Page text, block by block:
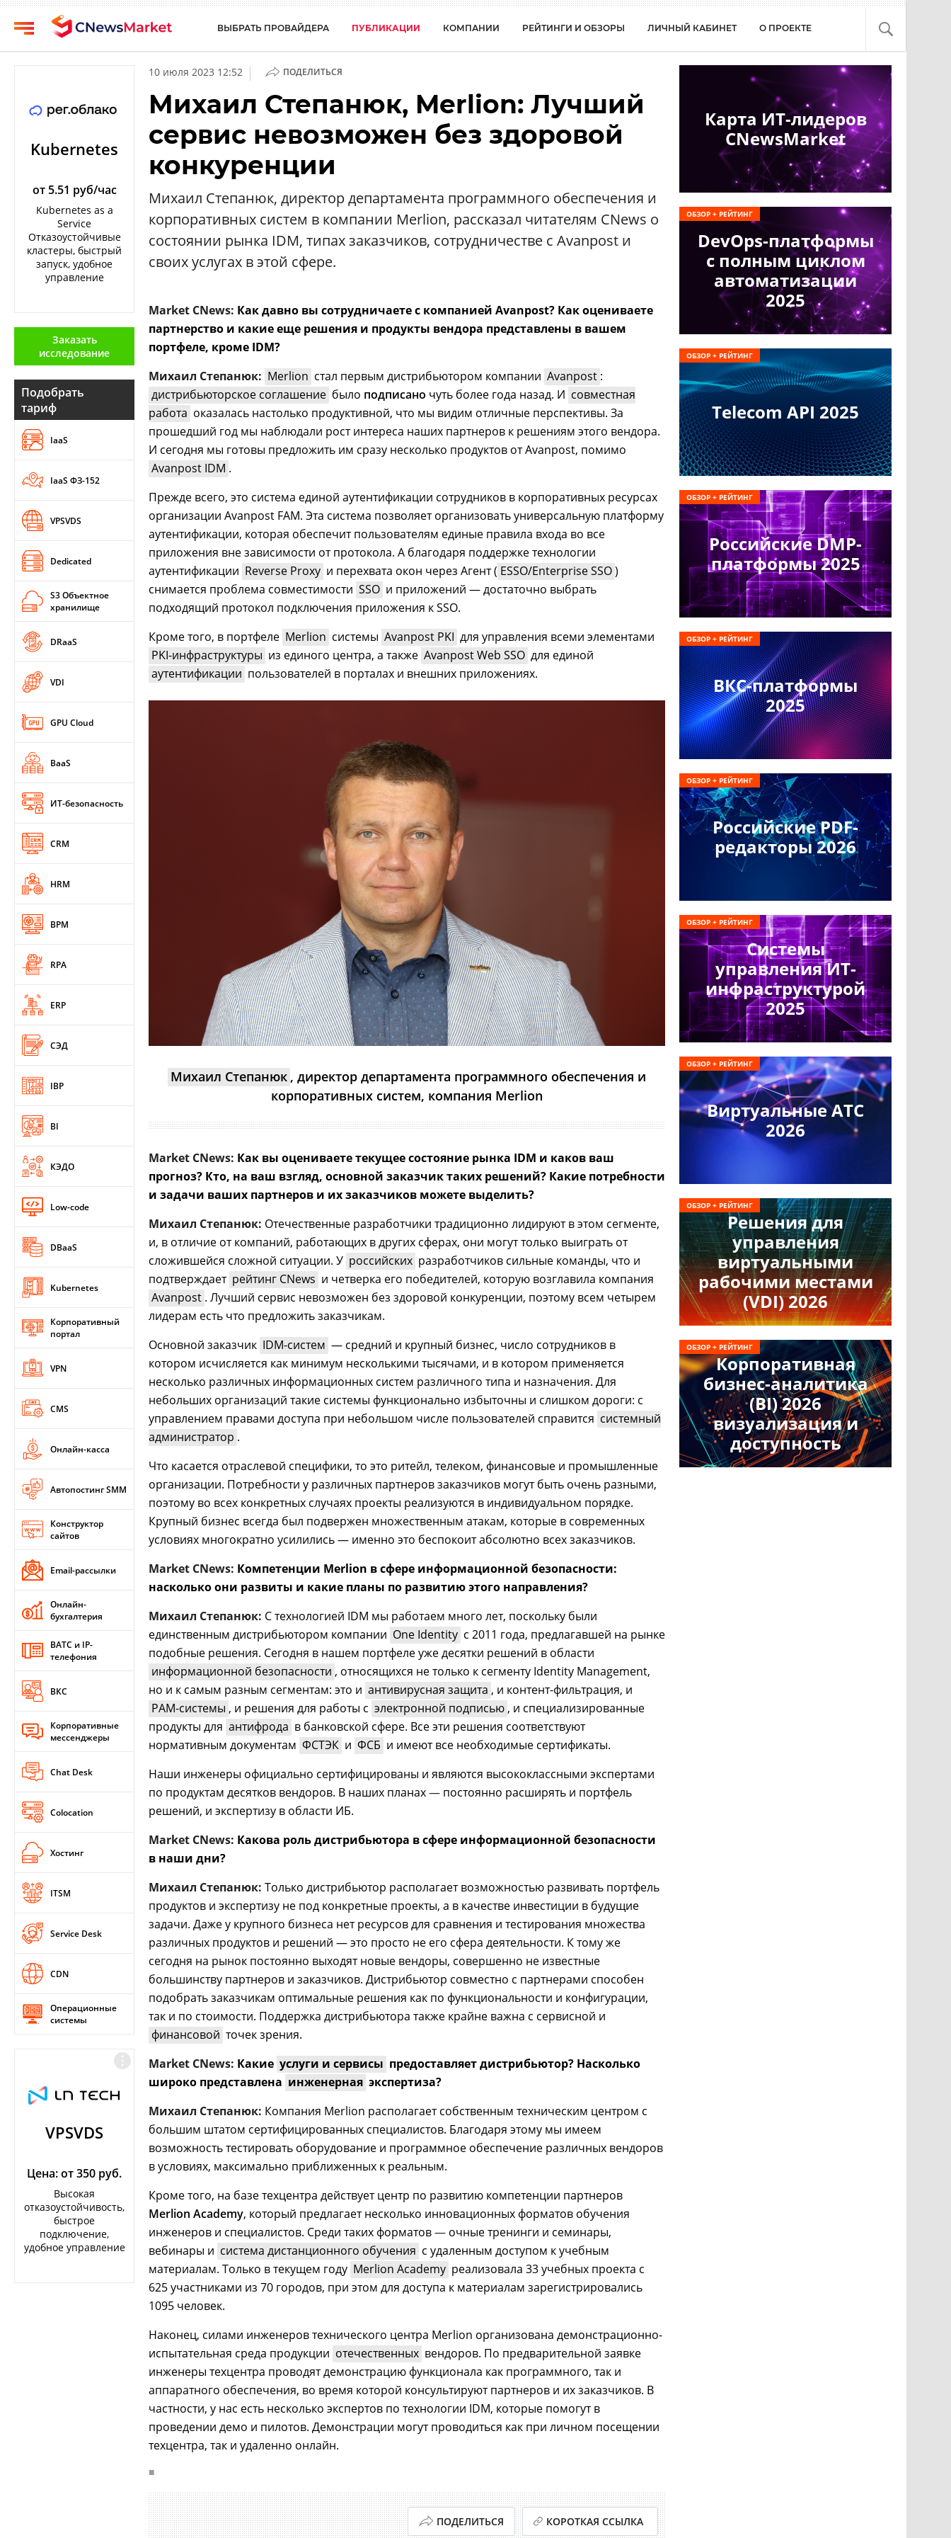
Публикации
обзоры
Личный
кабинет
проекте
Аналитика
Конференции
Техника
издании
Вакансии
Контакты
Telegram
Конференции
Техника
ВЫБРАТЬ ПРОВАЙДЕРА ПУБЛИКАЦИИ КОМПАНИИ РЕЙТИНГИ И ОБЗОРЫ ЛИЧНЫЙ КАБИНЕТ О ПРОЕКТЕ
Kubernetes
от 5.51 руб/час
Kubernetes as a
Service
Отказоустойчивые
кластеры, быстрый
запуск, удобное
управление
Заказать
исследование
Подобрать
тариф
IaaS
IaaS ФЗ-152
VPSVDS
Dedicated
S3 Объектное
хранилище
DRaaS
VDI
GPU Cloud
BaaS
ИТ-безопасность
CRM
HRM
BPM
RPA
ERP
СЭД
IBP
BI
КЭДО
Low-code
DBaaS
Kubernetes
Корпоративный
портал
VPN
CMS
Онлайн-касса
Автопостинг SMM
Конструктор
сайтов
Email-рассылки
Онлайн-
бухгалтерия
ВАТС и IP-
телефония
ВКС
Корпоративные
мессенджеры
Chat Desk
Colocation
Хостинг
ITSM
Service Desk
CDN
Операционные
системы
VPSVDS
Цена: от 350 руб.
Высокая
отказоустойчивость,
быстрое
подключение,
удобное управление
10 июля 2023 12:52 | ПОДЕЛИТЬСЯ
Михаил Степанюк, Merlion: Лучший
сервис невозможен без здоровой
конкуренции
Михаил Степанюк, директор департамента программного обеспечения и
корпоративных систем в компании Merlion, рассказал читателям CNews о
состоянии рынка IDM, типах заказчиков, сотрудничестве с Avanpost и
своих услугах в этой сфере.
Market CNews: Как давно вы сотрудничаете с компанией Avanpost? Как оцениваете
партнерство и какие еще решения и продукты вендора представлены в вашем
портфеле, кроме IDM?
Михаил Степанюк: Merlion стал первым дистрибьютором компании Avanpost :
дистрибьюторское соглашение было подписано чуть более года назад. И совместная
работа оказалась настолько продуктивной, что мы видим отличные перспективы. За
прошедший год мы наблюдали рост интереса наших партнеров к решениям этого вендора.
И сегодня мы готовы предложить им сразу несколько продуктов от Avanpost, помимо
Avanpost IDM .
Прежде всего, это система единой аутентификации сотрудников в корпоративных ресурсах
организации Avanpost FAM. Эта система позволяет организовать универсальную платформу
аутентификации, которая обеспечит пользователям единые правила входа во все
приложения вне зависимости от протокола. А благодаря поддержке технологии
аутентификации Reverse Proxy и перехвата окон через Агент ( ESSO/Enterprise SSO)
снимается проблема совместимости SSO и приложений — достаточно выбрать
подходящий протокол подключения приложения к SSO.
Кроме того, в портфеле Merlion системы Avanpost PKI для управления всеми элементами
PKI-инфраструктуры из единого центра, а также Avanpost Web SSO для единой
аутентификации пользователей в порталах и внешних приложениях.
Михаил Степанюк , директор департамента программного обеспечения и
корпоративных систем, компания Merlion
Market CNews: Как вы оцениваете текущее состояние рынка IDM и каков ваш
прогноз? Кто, на ваш взгляд, основной заказчик таких решений? Какие потребности
и задачи ваших партнеров и их заказчиков можете выделить?
Михаил Степанюк: Отечественные разработчики традиционно лидируют в этом сегменте,
и, в отличие от компаний, работающих в других сферах, они могут только выиграть от
сложившейся сложной ситуации. У российских разработчиков сильные команды, что и
подтверждает рейтинг CNews и четверка его победителей, которую возглавила компания
Avanpost . Лучший сервис невозможен без здоровой конкуренции, поэтому всем четырем
лидерам есть что предложить заказчикам.
Основной заказчик IDM-систем — средний и крупный бизнес, число сотрудников в
котором исчисляется как минимум несколькими тысячами, и в котором применяется
несколько различных информационных систем различного типа и назначения. Для
небольших организаций такие системы функционально избыточны и слишком дороги: с
управлением правами доступа при небольшом числе пользователей справится системный
администратор .
Что касается отраслевой специфики, то это ритейл, телеком, финансовые и промышленные
организации. Потребности у различных партнеров заказчиков могут быть очень разными,
поэтому во всех конкретных случаях проекты реализуются в индивидуальном порядке.
Крупный бизнес всегда был подвержен множественным атакам, которые в современных
условиях многократно усилились — именно это беспокоит абсолютно всех заказчиков.
Market CNews: Компетенции Merlion в сфере информационной безопасности:
насколько они развиты и какие планы по развитию этого направления?
Михаил Степанюк: С технологией IDM мы работаем много лет, поскольку были
единственным дистрибьютором компании One Identity c 2011 года, предлагавшей на рынке
подобные решения. Сегодня в нашем портфеле уже десятки решений в области
информационной безопасности , относящихся не только к сегменту Identity Management,
но и к самым разным сегментам: это и антивирусная защита , и контент-фильтрация, и
PAM-системы , и решения для работы с электронной подписью , и специализированные
продукты для антифрода в банковской сфере. Все эти решения соответствуют
нормативным документам ФСТЭК и ФСБ и имеют все необходимые сертификаты.
Наши инженеры официально сертифицированы и являются высококлассными экспертами
по продуктам десятков вендоров. В наших планах— постоянно расширять и портфель
решений, и экспертизу в области ИБ.
Market CNews: Какова роль дистрибьютора в сфере информационной безопасности
в наши дни?
Михаил Степанюк: Только дистрибьютор располагает возможностью развивать портфель
продуктов и экспертизу не под конкретные проекты, а в качестве инвестиции в будущие
задачи. Даже у крупного бизнеса нет ресурсов для сравнения и тестирования множества
различных продуктов и решений — это просто не его сфера деятельности. К тому же
сегодня на рынок постоянно выходят новые вендоры, совершенно не известные
большинству партнеров и заказчиков. Дистрибьютор совместно с партнерами способен
подобрать заказчикам оптимальные решения как по функциональности и конфигурации,
так и по стоимости. Поддержка дистрибьютора также крайне важна с сервисной и
финансовой точек зрения.
Market CNews: Какие услуги и сервисы предоставляет дистрибьютор? Насколько
широко представлена инженерная экспертиза?
Михаил Степанюк: Компания Merlion располагает собственным техническим центром с
большим штатом сертифицированных специалистов. Благодаря этому мы имеем
возможность тестировать оборудование и программное обеспечение различных вендоров
в условиях, максимально приближенных к реальным.
Кроме того, на базе техцентра действует центр по развитию компетенции партнеров
Merlion Academy, который предлагает несколько инновационных форматов обучения
инженеров и специалистов. Среди таких форматов— очные тренинги и семинары,
вебинары и система дистанционного обучения с удаленным доступом к учебным
материалам. Только в текущем году Merlion Academy реализовала 33 учебных проекта с
625 участниками из 70 городов, при этом для доступа к материалам зарегистрировались
1095 человек.
Наконец, силами инженеров технического центра Merlion организована демонстрационно-
испытательная среда продукции отечественных вендоров. По предварительной заявке
инженеры техцентра проводят демонстрацию функционала как программного, так и
аппаратного обеспечения, во время которой консультируют партнеров и их заказчиков. В
частности, у нас есть несколько экспертов по технологии IDM, которые помогут в
проведении демо и пилотов. Демонстрации могут проводиться как при личном посещении
техцентра, так и удаленно онлайн.
■
ПОДЕЛИТЬСЯ КОРОТКАЯ ССЫЛКА
Карта ИТ-лидеров
CNewsMarket
DevOps-платформы
с полным циклом
автоматизации
2025
ОБЗОР + РЕЙТИНГ
Telecom API 2025
ОБЗОР + РЕЙТИНГ
Российские DMP-
платформы 2025
ОБЗОР + РЕЙТИНГ
ВКС-платформы
2025
ОБЗОР + РЕЙТИНГ
Российские PDF-
редакторы 2026
ОБЗОР + РЕЙТИНГ
Системы
управления ИТ-
инфраструктурой
2025
ОБЗОР + РЕЙТИНГ
Виртуальные АТС
2026
ОБЗОР + РЕЙТИНГ
Решения для
управления
виртуальными
рабочими местами
(VDI) 2026
ОБЗОР + РЕЙТИНГ
Корпоративная
бизнес-аналитика
(BI) 2026
визуализация и
доступность
ОБЗОР + РЕЙТИНГ